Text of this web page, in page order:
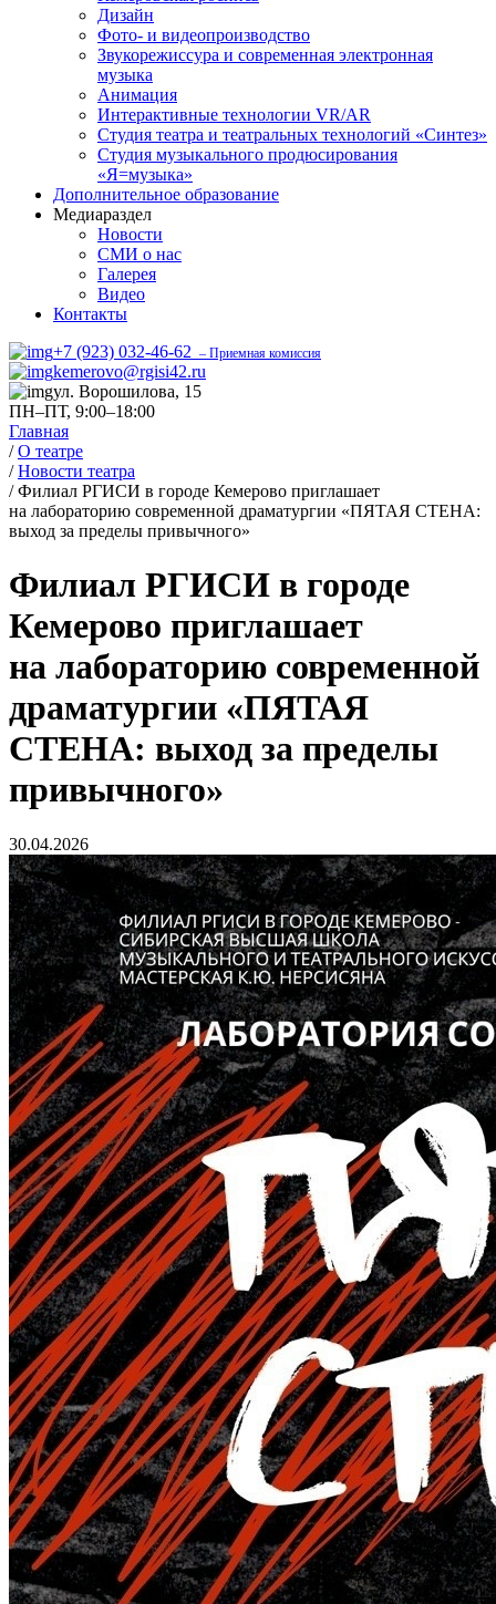
Дизайн
Фото- и видеопроизводство
Звукорежиссура и современная электронная
музыка
Анимация
Интерактивные технологии VR/AR
Студия театра и театральных технологий «Синтез»
Студия музыкального продюсирования
«Я=музыка»
Дополнительное образование
Медиараздел
Новости
СМИ о нас
Галерея
Видео
Контакты
+7 (923) 032-46-62 – Приемная комиссия
kemerovo@rgisi42.ru
ул. Ворошилова, 15
ПН–ПТ, 9:00–18:00
Главная
/ О театре
/ Новости театра
/ Филиал РГИСИ в городе Кемерово приглашает
на лабораторию современной драматургии «ПЯТАЯ СТЕНА:
выход за пределы привычного»
Филиал РГИСИ в городе
Кемерово приглашает
на лабораторию современной
драматургии «ПЯТАЯ
СТЕНА: выход за пределы
привычного»
30.04.2026